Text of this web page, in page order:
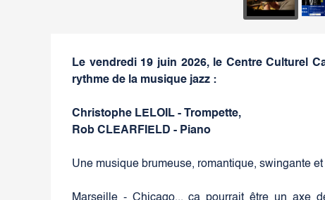
Le vendredi 19 juin 2026, le Centre Culturel
rythme de la musique jazz :
Christophe LELOIL - Trompette,
Rob CLEARFIELD - Piano
Une musique brumeuse, romantique, swingante et